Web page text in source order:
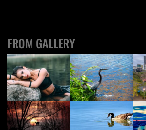
FROM GALLERY